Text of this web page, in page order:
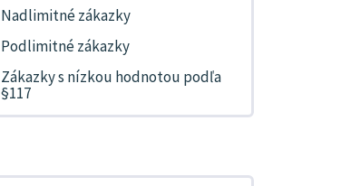
Nadlimitné zákazky
Podlimitné zákazky
Zákazky s nízkou hodnotou podľa
§117